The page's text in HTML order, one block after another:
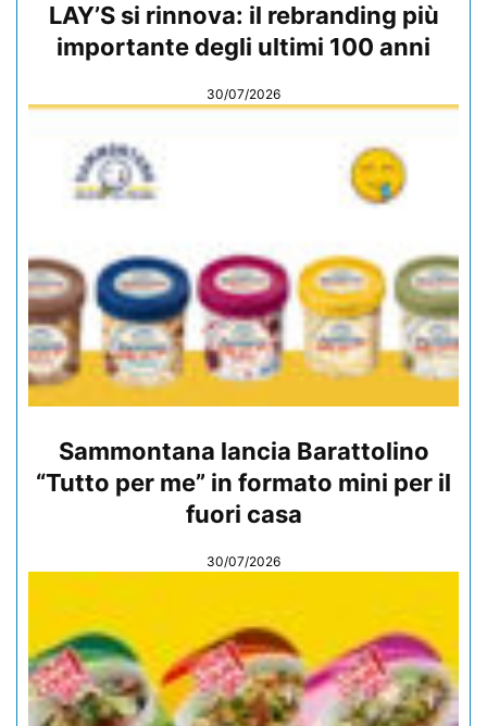
LAY’S si rinnova: il rebranding più
importante degli ultimi 100 anni
30/07/2026
Sammontana lancia Barattolino
“Tutto per me” in formato mini per il
fuori casa
30/07/2026